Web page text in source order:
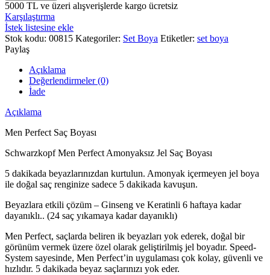
5000 TL ve üzeri alışverişlerde kargo ücretsiz
Karşılaştırma
İstek listesine ekle
Stok kodu: 00815 Kategoriler: Set Boya Etiketler: set boya
Paylaş
Açıklama
Değerlendirmeler (0)
İade
Açıklama
Men Perfect Saç Boyası
Schwarzkopf Men Perfect Amonyaksız Jel Saç Boyası
5 dakikada beyazlarınızdan kurtulun. Amonyak içermeyen jel boya
ile doğal saç renginize sadece 5 dakikada kavuşun.
Beyazlara etkili çözüm – Ginseng ve Keratinli 6 haftaya kadar
dayanıklı.. (24 saç yıkamaya kadar dayanıklı)
Men Perfect, saçlarda beliren ik beyazları yok ederek, doğal bir
görünüm vermek üzere özel olarak geliştirilmiş jel boyadır. Speed-
System sayesinde, Men Perfect’in uygulaması çok kolay, güvenli ve
hızlıdır. 5 dakikada beyaz saçlarınızı yok eder.